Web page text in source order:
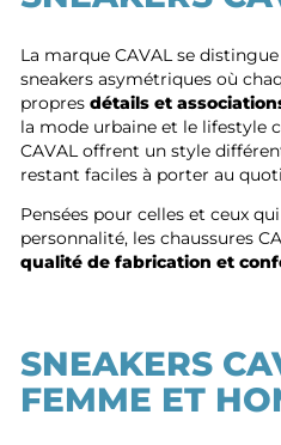
La marque CAVAL se
sneakers asymétriques où
propres détails et
la mode urbaine et le lifestyle
CAVAL offrent un style
restant faciles à porter au
Pensées pour celles et ceux
personnalité, les chaussures
qualité de fabrication et
SNEAKERS
FEMME ET